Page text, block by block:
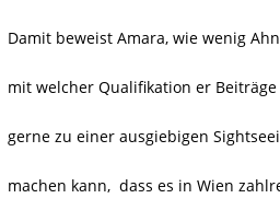
Damit beweist Amara, wie wenig
mit welcher Qualifikation er
gerne zu einer ausgiebigen
machen kann, dass es in Wien